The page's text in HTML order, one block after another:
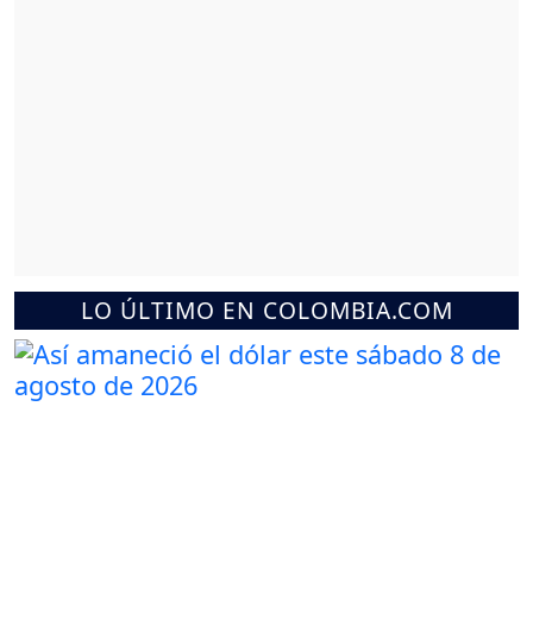
LO ÚLTIMO EN COLOMBIA.COM